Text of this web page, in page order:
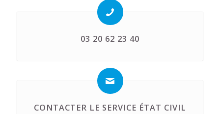
03 20 62 23 40
CONTACTER LE SERVICE ÉTAT CIVIL